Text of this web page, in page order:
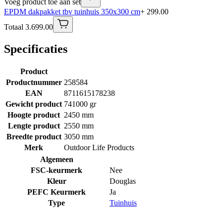
Voeg product toe aan set
EPDM dakpakket tbv tuinhuis 350x300 cm+ 299.00
Totaal 3.699.00
Specificaties
Product
Productnummer 258584
EAN
8711615178238
Gewicht product 741000 gr
Hoogte product 2450 mm
Lengte product 2550 mm
Breedte product 3050 mm
Merk
Outdoor Life Products
Algemeen
FSC-keurmerk
Nee
Kleur
Douglas
PEFC Keurmerk
Ja
Type
Tuinhuis